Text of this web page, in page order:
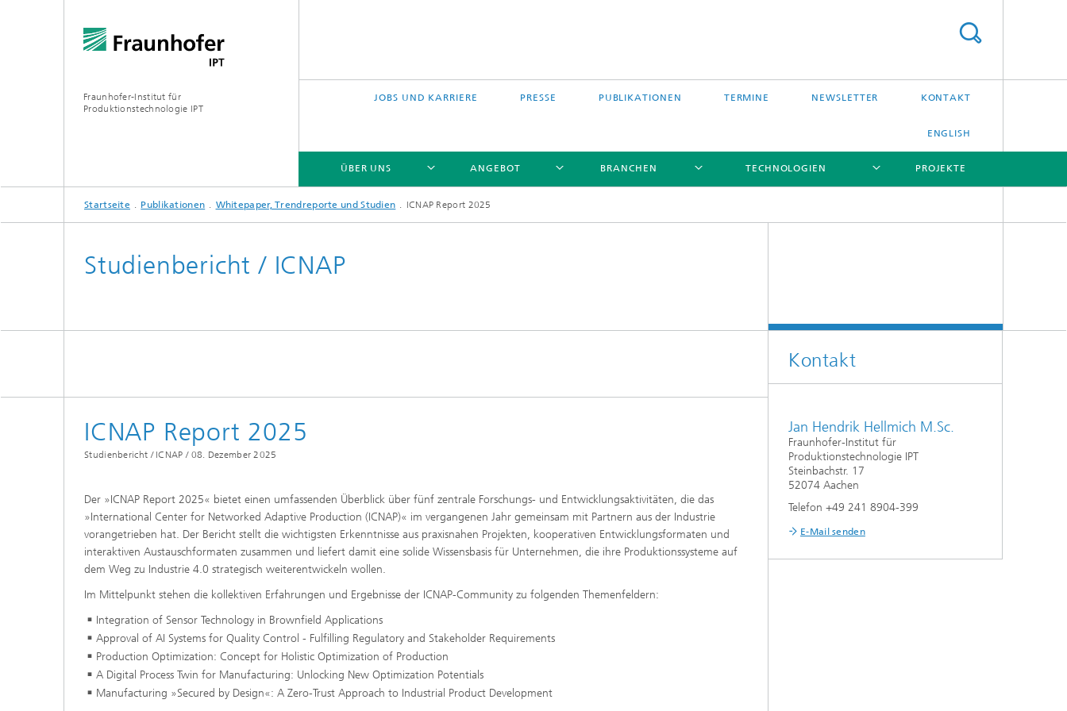
Fraunhofer-Institut für
Produktionstechnologie IPT
JOBS UND KARRIERE PRESSE PUBLIKATIONEN TERMINE NEWSLETTER KONTAKT
ENGLISH
ÜBER UNS
ÜBER UNS
ANGEBOT
ANGEBOT
BRANCHEN
BRANCHEN
TECHNOLOGIEN
TECHNOLOGIEN
PROJEKTE
Startseite Publikationen Whitepaper, Trendreporte und Studien ICNAP Report 2025
Studienbericht / ICNAP
ICNAP Report 2025
Studienbericht / ICNAP / 08. Dezember 2025
Der »ICNAP Report 2025« bietet einen umfassenden Überblick über fünf zentrale Forschungs- und Entwicklungsaktivitäten, die das
»International Center for Networked Adaptive Production (ICNAP)« im vergangenen Jahr gemeinsam mit Partnern aus der Industrie
vorangetrieben hat. Der Bericht stellt die wichtigsten Erkenntnisse aus praxisnahen Projekten, kooperativen Entwicklungsformaten und
interaktiven Austauschformaten zusammen und liefert damit eine solide Wissensbasis für Unternehmen, die ihre Produktionssysteme auf
dem Weg zu Industrie 4.0 strategisch weiterentwickeln wollen.
Im Mittelpunkt stehen die kollektiven Erfahrungen und Ergebnisse der ICNAP-Community zu folgenden Themenfeldern:
Integration of Sensor Technology in Brownfield Applications
Approval of AI Systems for Quality Control - Fulfilling Regulatory and Stakeholder Requirements
Production Optimization: Concept for Holistic Optimization of Production
A Digital Process Twin for Manufacturing: Unlocking New Optimization Potentials
Manufacturing »Secured by Design«: A Zero-Trust Approach to Industrial Product Development
Kontakt
Jan Hendrik Hellmich M.Sc.
Fraunhofer-Institut für
Produktionstechnologie IPT
Steinbachstr. 17
52074 Aachen
Telefon +49 241 8904-399
E-Mail senden